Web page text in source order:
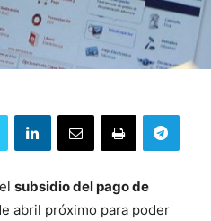
subsidio del pago de
abril próximo para poder